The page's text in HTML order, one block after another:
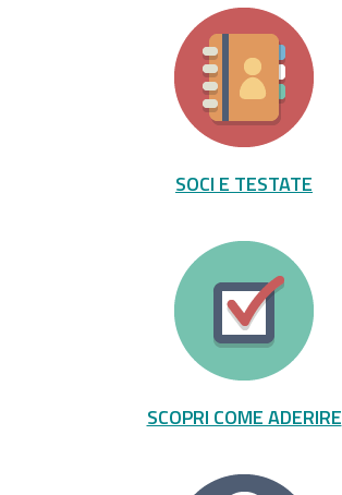
SOCI E TESTATE
SCOPRI COME ADERIRE